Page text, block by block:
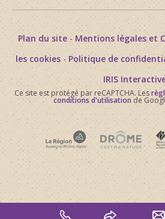
Plan du site- Mentions légales et
les cookies - Politique de
IRIS
Ce site est protégé par reCAPTCHA. Les
conditions d'utilisation de